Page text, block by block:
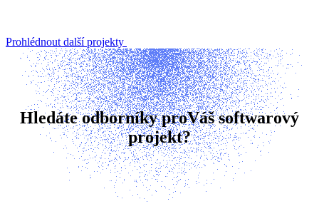
Prohlédnout další projekty
Hledáte odborníky proVáš softwarový
projekt?